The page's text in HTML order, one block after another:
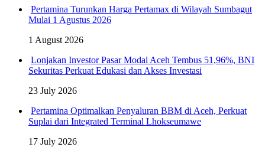
Pertamina Turunkan Harga Pertamax di Wilayah Sumbagut
Mulai 1 Agustus 2026
1 August 2026
Lonjakan Investor Pasar Modal Aceh Tembus 51,96%, BNI
Sekuritas Perkuat Edukasi dan Akses Investasi
23 July 2026
Pertamina Optimalkan Penyaluran BBM di Aceh, Perkuat
Suplai dari Integrated Terminal Lhokseumawe
17 July 2026